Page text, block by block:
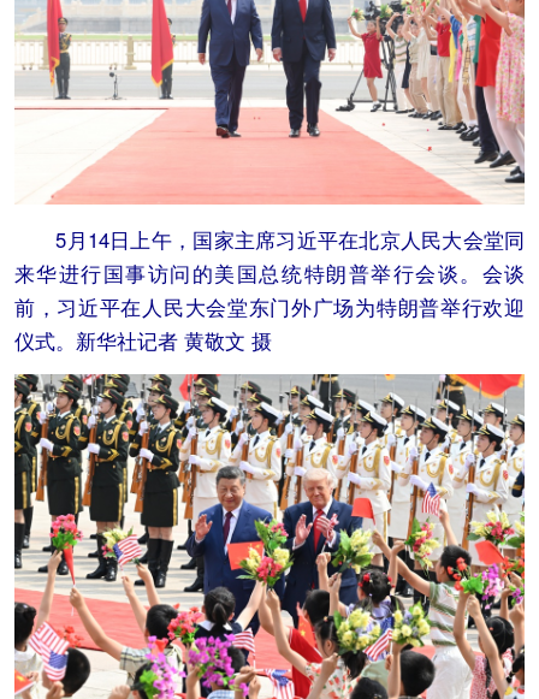
5月14日上午，国家主席习近平在北京人民大会堂同
来华进行国事访问的美国总统特朗普举行会谈。会谈
前，习近平在人民大会堂东门外广场为特朗普举行欢迎
仪式。新华社记者 黄敬文 摄